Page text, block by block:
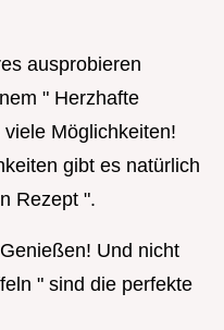
ausprobieren
" Herzhafte
Möglichkeiten!
gibt es natürlich
Rezept ".
Und nicht
" sind die perfekte